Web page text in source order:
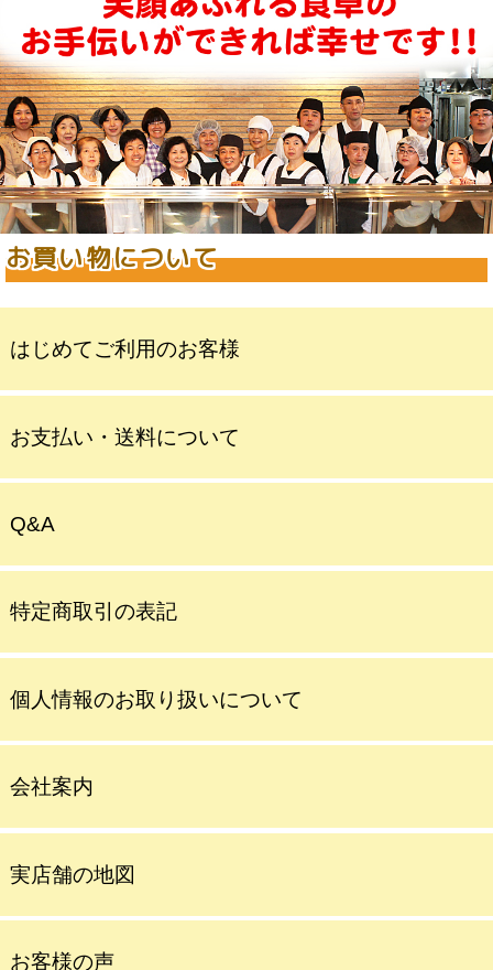
お買い物について
はじめてご利用のお客様
お支払い・送料について
Q&A
特定商取引の表記
個人情報のお取り扱いについて
会社案内
実店舗の地図
お客様の声